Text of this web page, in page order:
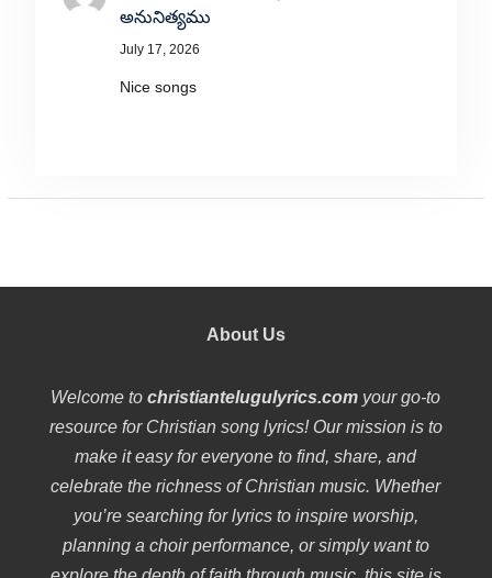
అనునిత్యము
July 17, 2026
Nice songs
About Us
Welcome tochristiantelugulyrics.com your go-to
resource for Christian song lyrics! Our mission is to
make it easy for everyone to find, share, and
celebrate the richness of Christian music. Whether
you’re searching for lyrics to inspire worship,
planning a choir performance, or simply want to